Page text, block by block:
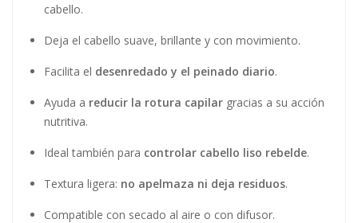
o con volumen no deseado.
Quienes buscan un producto que funcione como
una crema versátil.
control anti-frizz de larga duración.
Apto para todo tipo de rizos, desde los más suaves hasta
los más cerrados, y para quienes prefieren dejar secar al